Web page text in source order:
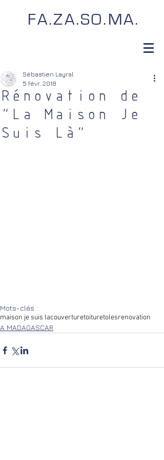
FA.ZA.SO.MA.
Rénovation de
"La Maison Je
Suis Là"
Sébastien Layral
5 févr. 2018
Mots-clés :
maison je suis lacouverturetoituretolesrenovation
A MADAGASCAR